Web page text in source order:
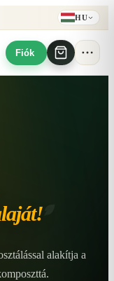
HU
Fiók
alakítja a